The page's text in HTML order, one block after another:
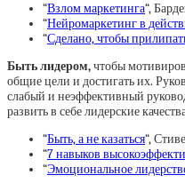
“Взлом маркетинга“,
“Нейромаркетинг в
“Сделано, чтобы
Быть лидером,чтобы
общие цели и достигать их.
слабый и неэффективный
развить в себе лидерские
“Быть, а не казаться“,
“7 навыков
“Эмоциональное